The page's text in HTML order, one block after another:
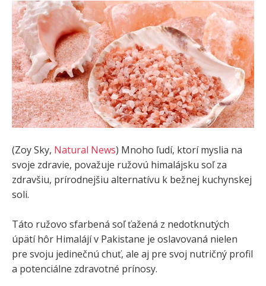
(Zoy Sky, Natural News) Mnoho ľudí, ktorí myslia na
svoje zdravie, považuje ružovú himalájsku soľ za
zdravšiu, prírodnejšiu alternatívu k bežnej kuchynskej
soli.
Táto ružovo sfarbená soľ ťažená z nedotknutých
úpätí hôr Himalájí v Pakistane je oslavovaná nielen
pre svoju jedinečnú chuť, ale aj pre svoj nutričný profil
a potenciálne zdravotné prínosy.